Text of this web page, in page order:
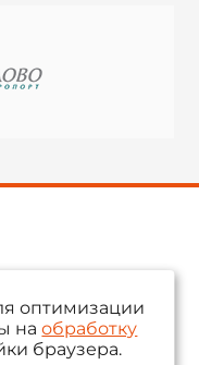
оптимизации
наобработку
браузера.